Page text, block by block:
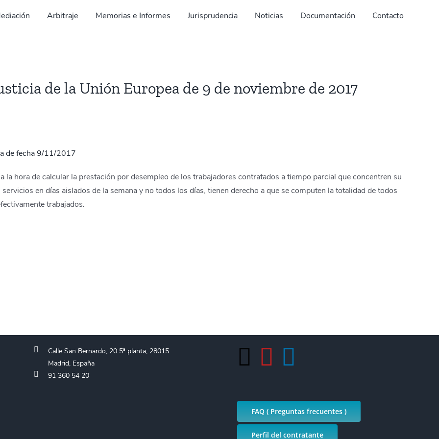
Arbitraje Memorias e Informes Jurisprudencia Noticias Documentación Contacto
de la Unión Europea de 9 de noviembre de 2017
de fecha 9/11/2017
la hora de calcular la prestación por desempleo de los trabajadores contratados a tiempo parcial que concentren su
en días aislados de la semana y no todos los días, tienen derecho a que se computen la totalidad de todos
trabajados.
Calle San Bernardo, 20 5ª planta, 28015
Madrid, España
91 360 54 20
FAQ ( Preguntas frecuentes )
Perfil del contratante